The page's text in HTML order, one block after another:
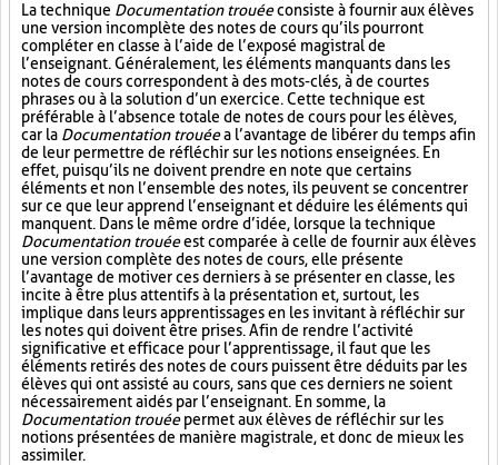
La technique Documentation trouéeconsiste à fournir aux élèves
une version incomplète des notes de cours qu’ils pourront
compléter en classe à l’aide de l’exposé magistral de
l’enseignant. Généralement, les éléments manquants dans les
notes de cours correspondent à des mots-clés, à de courtes
phrases ou à la solution d’un exercice. Cette technique est
préférable à l’absence totale de notes de cours pour les élèves,
car la Documentation trouéea l’avantage de libérer du temps afin
de leur permettre de réfléchir sur les notions enseignées. En
effet, puisqu’ils ne doivent prendre en note que certains
éléments et non l’ensemble des notes, ils peuvent se concentrer
sur ce que leur apprend l’enseignant et déduire les éléments qui
manquent. Dans le même ordre d’idée, lorsque la technique
Documentation trouéeest comparée à celle de fournir aux élèves
une version complète des notes de cours, elle présente
l’avantage de motiver ces derniers à se présenter en classe, les
incite à être plus attentifs à la présentation et, surtout, les
implique dans leurs apprentissages en les invitant à réfléchir sur
les notes qui doivent être prises. Afin de rendre l’activité
significative et efficace pour l’apprentissage, il faut que les
éléments retirés des notes de cours puissent être déduits par les
élèves qui ont assisté au cours, sans que ces derniers ne soient
nécessairement aidés par l’enseignant. En somme, la
Documentation trouéepermet aux élèves de réfléchir sur les
notions présentées de manière magistrale, et donc de mieux les
assimiler.